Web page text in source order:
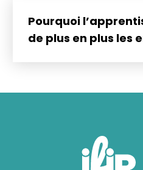
Pourquoi
de plus en plus les